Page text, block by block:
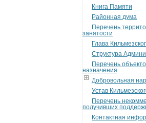
Книга Памяти
Районная дума
Перечень
занятости
Глава
Структура
Перечень
назначения
Добровольная
Устав
Перечень
получивших
Контактная